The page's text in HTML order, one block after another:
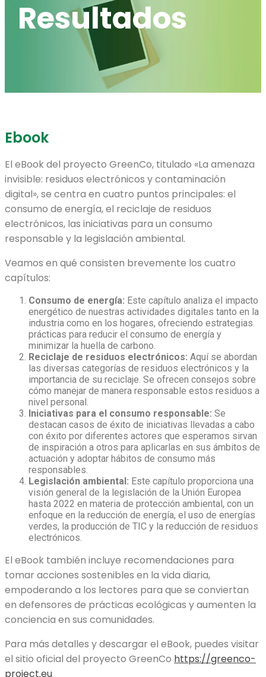
Resultados
Ebook
El eBook del proyecto GreenCo, titulado «La amenaza
invisible: residuos electrónicos y contaminación
digital», se centra en cuatro puntos principales: el
consumo de energía, el reciclaje de residuos
electrónicos, las iniciativas para un consumo
responsable y la legislación ambiental.
Veamos en qué consisten brevemente los cuatro
capítulos:
Consumo de energía: Este capítulo analiza el impacto
energético de nuestras actividades digitales tanto en la
industria como en los hogares, ofreciendo estrategias
prácticas para reducir el consumo de energía y
minimizar la huella de carbono.
Reciclaje de residuos electrónicos: Aquí se abordan
las diversas categorías de residuos electrónicos y la
importancia de su reciclaje. Se ofrecen consejos sobre
cómo manejar de manera responsable estos residuos a
nivel personal.
Iniciativas para el consumo responsable: Se
destacan casos de éxito de iniciativas llevadas a cabo
con éxito por diferentes actores que esperamos sirvan
de inspiración a otros para aplicarlas en sus ámbitos de
actuación y adoptar hábitos de consumo más
responsables.
Legislación ambiental: Este capítulo proporciona una
visión general de la legislación de la Unión Europea
hasta 2022 en materia de protección ambiental, con un
enfoque en la reducción de energía, el uso de energías
verdes, la producción de TIC y la reducción de residuos
electrónicos.
El eBook también incluye recomendaciones para
tomar acciones sostenibles en la vida diaria,
empoderando a los lectores para que se conviertan
en defensores de prácticas ecológicas y aumenten la
conciencia en sus comunidades.
Para más detalles y descargar el eBook, puedes visitar
el sitio oficial del proyecto GreenCo https://greenco-
project.eu